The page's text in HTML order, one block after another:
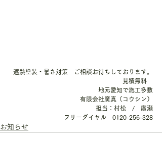
遮熱塗装・暑さ対策　ご相談お待ちしております。
見積無料
地元愛知で施工多数
有限会社廣真（コウシン）
担当：村松　/　廣瀬
フリーダイヤル　0120-256-328
お知らせ